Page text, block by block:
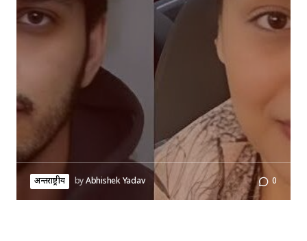
अन्तर्राष्ट्रीय byAbhishek Yadav 0